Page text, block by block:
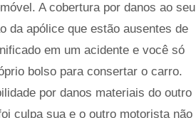
A cobertura por danos ao seu
da apólice que estão ausentes de
em um acidente e você só
bolso para consertar o carro.
por danos materiais do outro
culpa sua e o outro motorista não